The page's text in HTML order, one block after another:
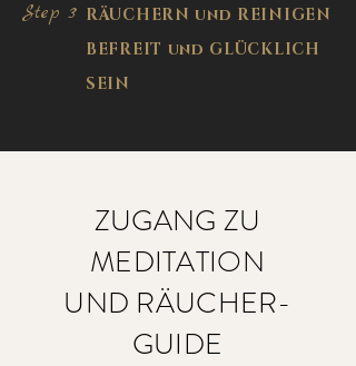
RÄUCHERN und REINIGEN
BEFREIT und GLÜCKLICH
SEIN
Step 3
ZUGANG ZU
MEDITATION
UND RÄUCHER-
GUIDE